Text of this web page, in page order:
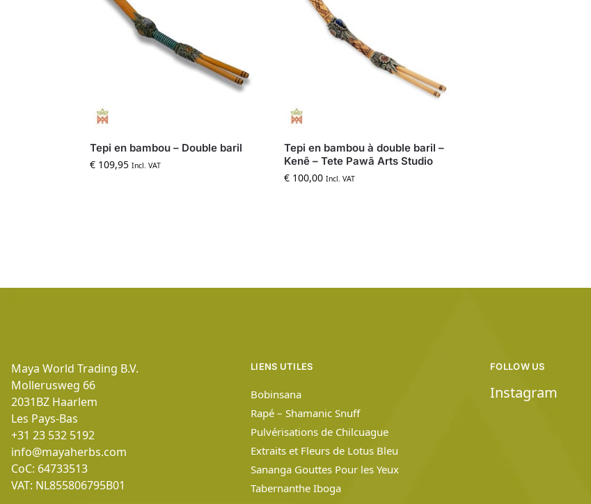
Tepi en bambou – Double baril
€109,95 Incl. VAT
Tepi en bambou à double baril –
Kenê – Tete Pawã Arts Studio
€100,00 Incl. VAT
Maya World Trading B.V.
Mollerusweg 66
2031BZ Haarlem
Les Pays-Bas
+31 23 532 5192
info@mayaherbs.com
CoC: 64733513
VAT: NL855806795B01
LIENS UTILES
Bobinsana
Rapé – Shamanic Snuff
Pulvérisations de Chilcuague
Extraits et Fleurs de Lotus Bleu
Sananga Gouttes Pour les Yeux
Tabernanthe Iboga
FOLLOW US
Instagram